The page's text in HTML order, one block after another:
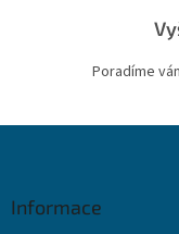
Poradíme
Informace